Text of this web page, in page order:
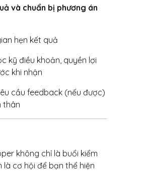
và chuẩn bị phương án
hẹn kết quả
kỹ điều khoản, quyền lợi
khi nhận
cầu feedback (nếu được)
thân
không chỉ là buổi kiểm
cơ hội để bạn thể hiện